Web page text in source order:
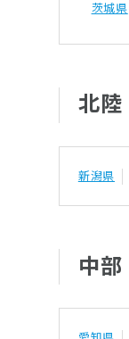
茨城県
北陸
新潟県
中部